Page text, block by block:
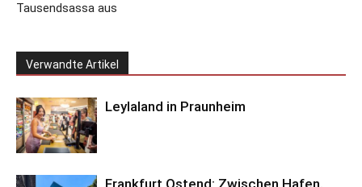
Tausendsassa aus
Verwandte Artikel
Leylaland in Praunheim